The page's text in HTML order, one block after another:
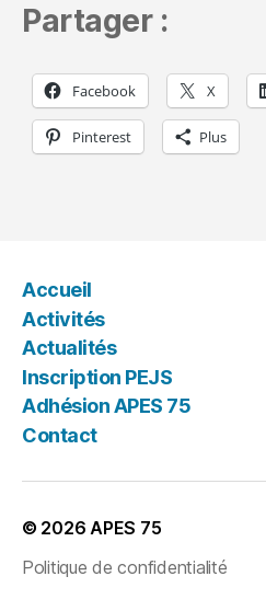
Partager :
Facebook X
Pinterest Plus
Accueil
Activités
Actualités
Inscription PEJS
Adhésion APES 75
Contact
© 2026 APES 75
Politique de confidentialité